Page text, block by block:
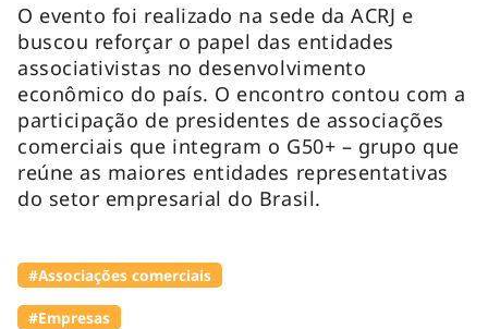
O evento foi realizado na sede da ACRJ e
buscou reforçar o papel das entidades
associativistas no desenvolvimento
econômico do país. O encontro contou com a
participação de presidentes de associações
comerciais que integram o G50+ – grupo que
reúne as maiores entidades representativas
do setor empresarial do Brasil.
#Associações comerciais
#Empresas